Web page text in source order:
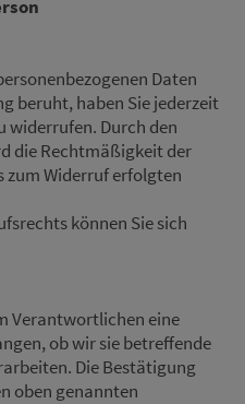
Daten
beruht, haben Sie jederzeit
widerrufen. Durch den
die Rechtmäßigkeit der
Widerruf erfolgten
können Sie sich
Verantwortlichen eine
ob wir sie betreffende
Die Bestätigung
oben genannten